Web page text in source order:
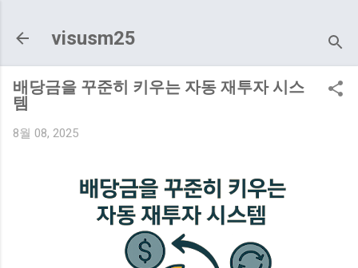
visusm25
배당금을 꾸준히 키우는 자동 재투자 시스
템
8월 08, 2025